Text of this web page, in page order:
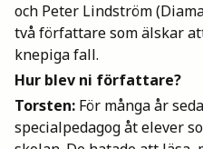
Mina böcker
Vuxen
och Peter Lindström
två författare som älskar
knepiga fall.
Hur blev ni författare?
Torsten: För många år
specialpedagog åt elever